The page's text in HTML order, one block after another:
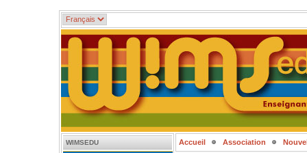
WIMSEDU Accueil Association